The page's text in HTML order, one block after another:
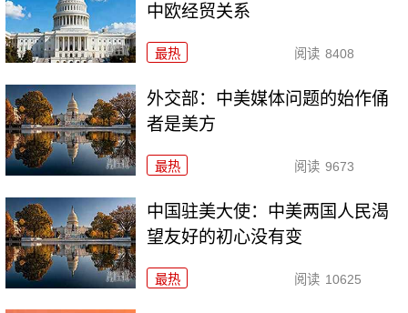
中欧经贸关系
最热 阅读 8408
外交部：中美媒体问题的始作俑
者是美方
最热 阅读 9673
中国驻美大使：中美两国人民渴
望友好的初心没有变
最热 阅读 10625